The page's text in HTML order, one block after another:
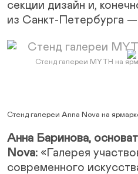
секции дизайн и,
из Санкт-Петербурга —
Стенд галереи MYTH на
Стенд галереи Anna Nova на
Анна Баринова,
Nova: «Галерея
современного